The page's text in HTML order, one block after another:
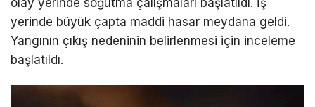
yerinde büyük çapta maddi hasar meydana geldi.
Yangının çıkış nedeninin belirlenmesi için inceleme
başlatıldı.